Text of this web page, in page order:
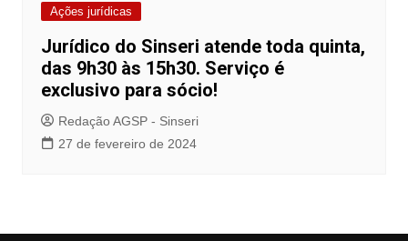
Ações jurídicas
Jurídico do Sinseri atende toda quinta,
das 9h30 às 15h30. Serviço é
exclusivo para sócio!
Redação AGSP - Sinseri
27 de fevereiro de 2024